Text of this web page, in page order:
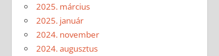
2025. március
2025. január
2024. november
2024. augusztus